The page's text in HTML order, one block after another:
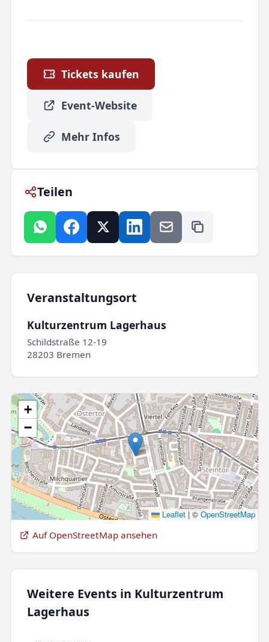
Tickets kaufen
Event-Website
Mehr Infos
Teilen
Veranstaltungsort
Kulturzentrum Lagerhaus
Schildstraße 12-19
28203 Bremen
+
−
Leaflet |©OpenStreetMap
Auf OpenStreetMap ansehen
Weitere Events in Kulturzentrum
Lagerhaus